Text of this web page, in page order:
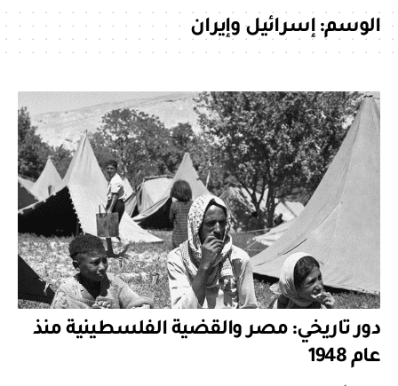
الوسم:إسرائيل وإيران
دور تاريخي: مصر والقضية الفلسطينية منذ
عام 1948